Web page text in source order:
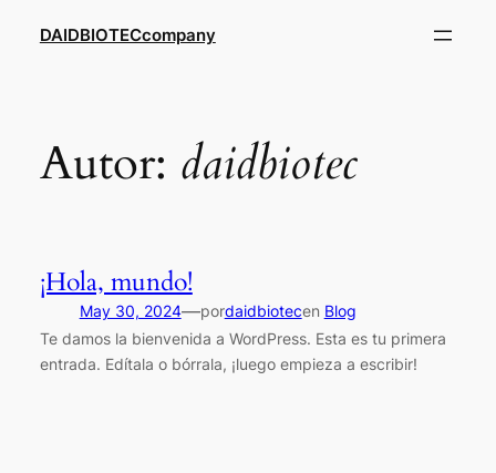
DAIDBIOTECcompany
Autor: daidbiotec
¡Hola, mundo!
May 30, 2024—pordaidbiotecen Blog
Te damos la bienvenida a WordPress. Esta es tu primera
entrada. Edítala o bórrala, ¡luego empieza a escribir!